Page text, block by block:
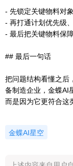
- 先锁定关键物料对
- 再打通计划优先级
- 最后把关键物料保
## 最后一句话
把问题结构看懂之后
备制造企业，金蝶AI
而是因为它更符合这
金蝶AI星空